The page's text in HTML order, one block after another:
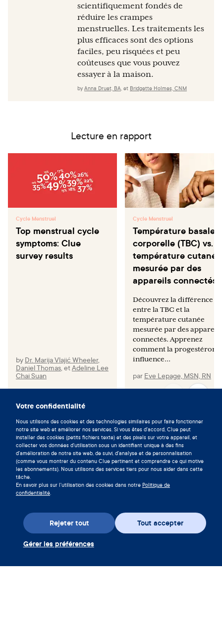
Votre confidentialité
Nous utilisons des cookies et des technologies similaires pour faire fonctionner
notre site web et améliorer nos services. Si vous êtes d'accord, Clue peut
installer des cookies (petits fichiers texte) et des pixels sur votre appareil, et
collecter vos données d'utilisation sous un identifiant unique à des fins
d'amélioration de notre site web, de suivi, d'analyse et de personnalisation
(comme vous montrer du contenu Clue pertinent et comprendre ce qui motive
les abonnements). Nous utilisons des services tiers pour nous aider dans cette
tâche.
En savoir plus sur l'utilisation des cookies dans notre Politique de
confidentialité.
Tout accepter
Rejeter tout
Gérer les préférences
scientifiquement fondés de
réduire les crampes
menstruelles. Les traitements les
plus efficaces sont des options
faciles, peu risquées et peu
coûteuses que vous pouvez
essayer à la maison.
by Anna Druet, BA, et Bridgette Holmes, CNM
Lecture en rapport
Cycle Menstruel
Top menstrual cycle
symptoms: Clue
survey results
by Dr. Marija Vlajić Wheeler,
Daniel Thomas, etAdeline Lee
Chai Suan
Cycle Menstruel
Température basale
corporelle (TBC) vs.
température cutanée
mesurée par des
appareils connectés
Découvrez la différence
entre la TBC et la
température cutanée
mesurée par des appareils
connectés. Apprenez
comment la progestérone
influence...
par Eve Lepage, MSN, RN
Vivez en symbiose avec votre
cycle en téléchargeant l'app Clue
maintenant.
Télécharger Clue